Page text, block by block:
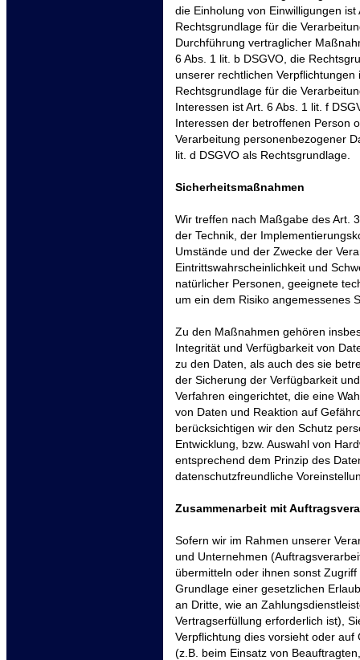
die Einholung von Einwilligungen
Rechtsgrundlage für die
Durchführung vertraglicher
6 Abs. 1 lit. b DSGVO, die
unserer rechtlichen Verpflichtungen
Rechtsgrundlage für die
Interessen ist Art. 6 Abs. 1 lit. f
Interessen der betroffenen Person
Verarbeitung personenbezogener
lit. d DSGVO als Rechtsgrundlage.
Sicherheitsmaßnahmen
Wir treffen nach Maßgabe des Art.
der Technik, der
Umstände und der Zwecke der
Eintrittswahrscheinlichkeit und
natürlicher Personen, geeignete
um ein dem Risiko angemessenes
Zu den Maßnahmen gehören
Integrität und Verfügbarkeit von
zu den Daten, als auch des sie
der Sicherung der Verfügbarkeit
Verfahren eingerichtet, die eine
von Daten und Reaktion auf
berücksichtigen wir den Schutz
Entwicklung, bzw. Auswahl von
entsprechend dem Prinzip des
datenschutzfreundliche
Zusammenarbeit mit
Sofern wir im Rahmen unserer
und Unternehmen
übermitteln oder ihnen sonst
Grundlage einer gesetzlichen
an Dritte, wie an
Vertragserfüllung erforderlich ist),
Verpflichtung dies vorsieht oder
(z.B. beim Einsatz von